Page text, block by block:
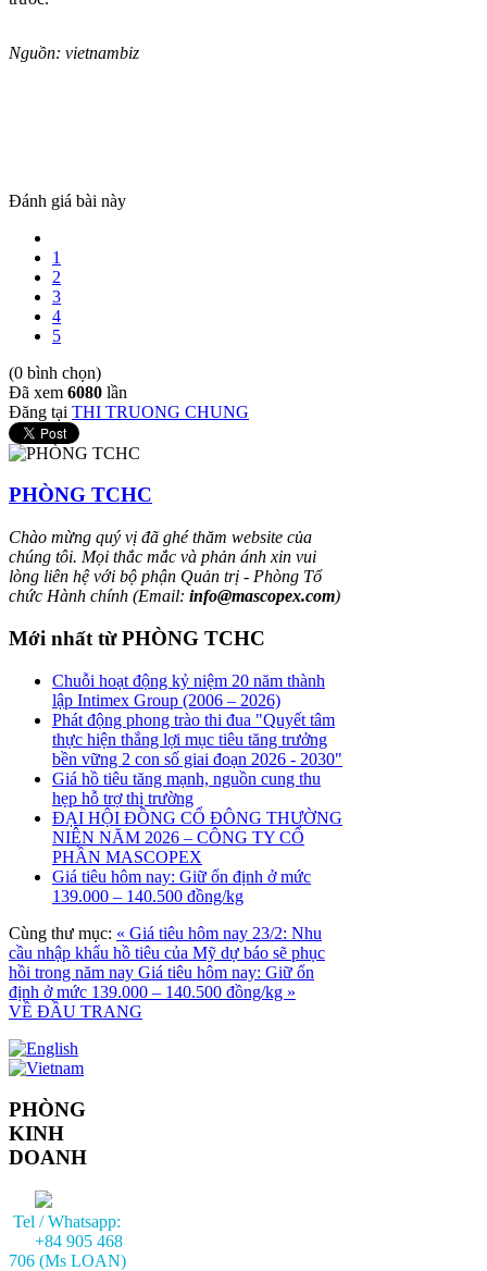
Nguồn: vietnambiz
Đánh giá bài này
1
2
3
4
5
(0 bình chọn)
Đã xem 6080 lần
Đăng tại THI TRUONG CHUNG
PHÒNG TCHC
Chào mừng quý vị đã ghé thăm website của
chúng tôi. Mọi thắc mắc và phản ánh xin vui
lòng liên hệ với bộ phận Quản trị - Phòng Tổ
chức Hành chính (Email: info@mascopex.com)
Mới nhất từ PHÒNG TCHC
Chuỗi hoạt động kỷ niệm 20 năm thành
lập Intimex Group (2006 – 2026)
Phát động phong trào thi đua "Quyết tâm
thực hiện thắng lợi mục tiêu tăng trưởng
bền vững 2 con số giai đoạn 2026 - 2030"
Giá hồ tiêu tăng mạnh, nguồn cung thu
hẹp hỗ trợ thị trường
ĐẠI HỘI ĐỒNG CỔ ĐÔNG THƯỜNG
NIÊN NĂM 2026 – CÔNG TY CỔ
PHẦN MASCOPEX
Giá tiêu hôm nay: Giữ ổn định ở mức
139.000 – 140.500 đồng/kg
Cùng thư mục: « Giá tiêu hôm nay 23/2: Nhu
cầu nhập khẩu hồ tiêu của Mỹ dự báo sẽ phục
hồi trong năm nay Giá tiêu hôm nay: Giữ ổn
định ở mức 139.000 – 140.500 đồng/kg »
VỀ ĐẦU TRANG
PHÒNG
KINH
DOANH
Tel / Whatsapp:
+84 905 468
706 (Ms LOAN)